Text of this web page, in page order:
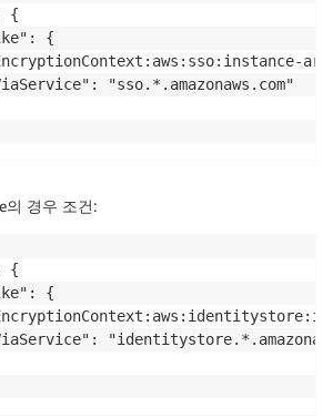
{
{
"sso.*.amazonaws.com"
의 경우 조건:
{
{